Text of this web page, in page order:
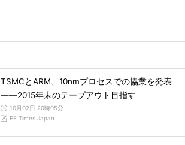
TSMCとARM、10nmプロセスでの協業を発表
――2015年末のテープアウト目指す
10月02日 20時05分
EE Times Japan